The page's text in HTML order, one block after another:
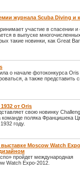
журнала Scuba Diving и
участие в спасении и
в выпуске
такие новинки, как Great
о начале фотоконкурса
а также представить
от Oris
свою новинку
поляка Францишека
году.
Moscow Watch
пройдет международная
Watch Expo-2012.